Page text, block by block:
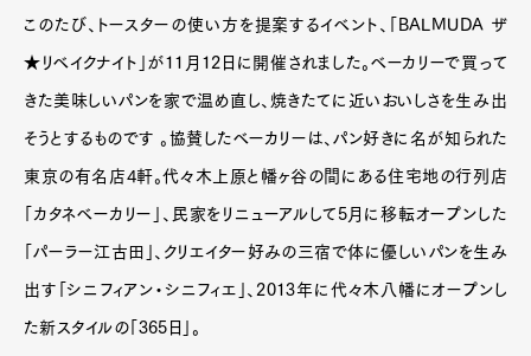
このたび、トースターの使い方を提案するイベント、「BALMUDA ザ
★リベイクナイト」が11月12日に開催されました。ベーカリーで買って
きた美味しいパンを家で温め直し、焼きたてに近いおいしさを生み出
そうとするものです 。協賛したベーカリーは、パン好きに名が知られた
東京の有名店4軒。代々木上原と幡ヶ谷の間にある住宅地の行列店
「カタネベーカリー」、民家をリニューアルして5月に移転オープンした
「パーラー江古田」、クリエイター好みの三宿で体に優しいパンを生み
出す「シニフィアン・シニフィエ」、2013年に代々木八幡にオープンし
た新スタイルの「365日」。